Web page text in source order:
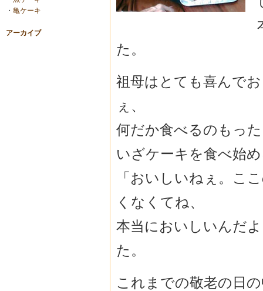
・ 亀ケーキ
アーカイブ
た。
祖母はとても喜んで
ぇ、
何だか食べるのもっ
いざケーキを食べ始
「おいしいねぇ。こ
くなくてね、
本当においしいんだ
た。
これまでの敬老の日